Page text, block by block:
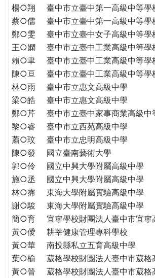
民。
WAGOR
TODAY
THE
WORLD
TOMORROW
PUTTING
YOU
ON
THE
PATH
GLOBAL
CITIZENSHIP
楊○翔
臺中市立臺中第一高級中等學
蔡○儒
臺中市立臺中第一高級中等學
鄭○雯
臺中市立臺中女子高級中等學
王○嫻
臺中市立臺中工業高級中等學
賴○聿
臺中市立臺中工業高級中等學
陳○亘
臺中市立臺中工業高級中等學
林○雨
臺中市立惠文高級中學
梁○皓
臺中市立惠文高級中學
鄭○芹
臺中市立臺中家事商業高級中
黎○睿
臺中市立西苑高級中學
蕭○玟
臺中市立忠明高級中學
陳○發
國立臺南藝術大學
郭○伶
國立中興大學附屬高級中學
施○丞
國立中興大學附屬高級中學
林○霈
東海大學附屬實驗高級中學
謝○駿
東海大學附屬實驗高級中學
簡○育
宜寧學校財團法人臺中市宜寧
黃○僾
耕莘健康管理專科學校
黃○華
南投縣私立五育高級中學
葉○榆
葳格學校財團法人臺中市葳格
黃○晉
葳格學校財團法人臺中市葳格